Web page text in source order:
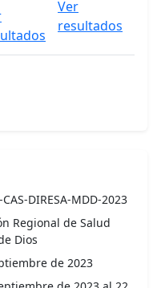
Ver
resultados
CAS-DIRESA-MDD-2023
Regional de Salud
Dios
de 2023